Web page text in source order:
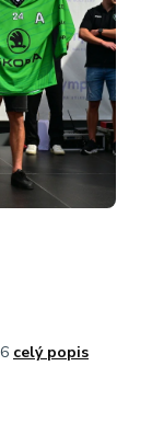
celý popis